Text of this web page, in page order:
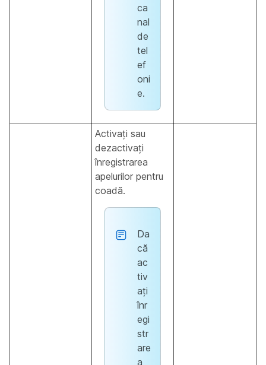
ca
nal
de
tel
ef
oni
e.
Activați sau
dezactivați
înregistrarea
apelurilor pentru
coadă.
Da
că
ac
tiv
ați
înr
egi
str
are
a